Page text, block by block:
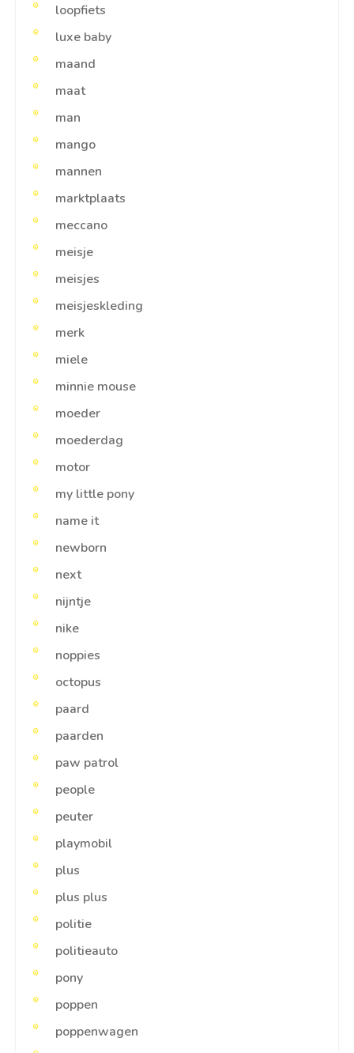
loopfiets
luxe baby
maand
maat
man
mango
mannen
marktplaats
meccano
meisje
meisjes
meisjeskleding
merk
miele
minnie mouse
moeder
moederdag
motor
my little pony
name it
newborn
next
nijntje
nike
noppies
octopus
paard
paarden
paw patrol
people
peuter
playmobil
plus
plus plus
politie
politieauto
pony
poppen
poppenwagen